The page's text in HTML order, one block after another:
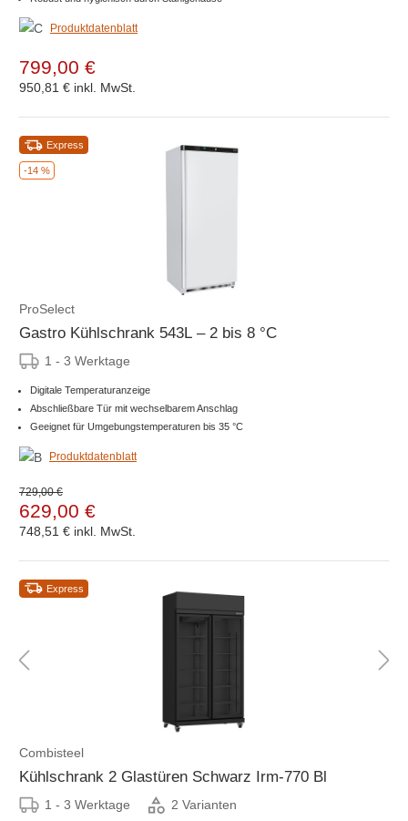
Produktdatenblatt
799,00 €
950,81 € inkl. MwSt.
-14 %
Express
ProSelect
Gastro Kühlschrank 543L – 2 bis 8 °C
1 - 3 Werktage
Digitale Temperaturanzeige
Abschließbare Tür mit wechselbarem Anschlag
Geeignet für Umgebungstemperaturen bis 35 °C
Produktdatenblatt
729,00 €
629,00 €
748,51 € inkl. MwSt.
Express
Combisteel
Kühlschrank 2 Glastüren Schwarz Irm-770 Bl
1 - 3 Werktage 2 Varianten